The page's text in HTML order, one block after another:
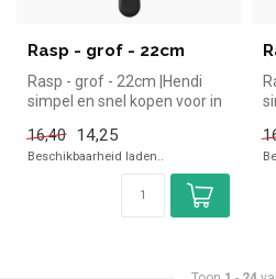
Rasp - grof - 22cm
Rasp - grof - 22cm |Hendi
simpel en snel kopen voor in
16,40
14,25
Beschikbaarheid laden..